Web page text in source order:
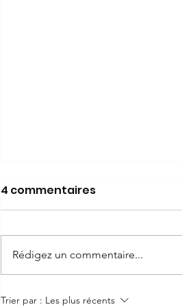
SUISSE BOAT SHOW
4 commentaires
Rédigez un commentaire...
Trier par : Les plus récents